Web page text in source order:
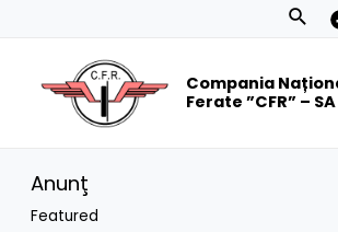
Compania
Ferate ”CFR” – SA
Anunţ
Featured